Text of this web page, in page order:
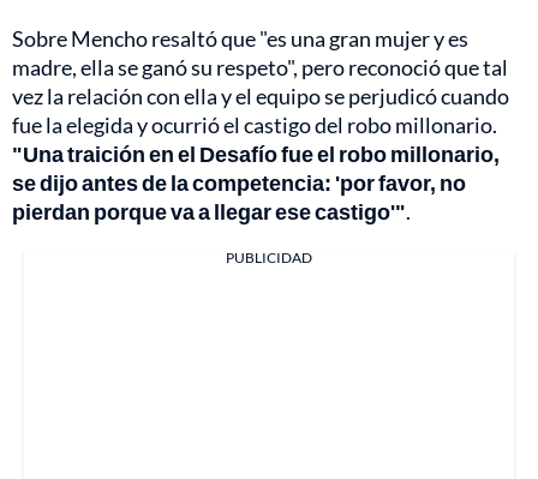
Sobre Mencho resaltó que "es una gran mujer y es
madre, ella se ganó su respeto", pero reconoció que tal
vez la relación con ella y el equipo se perjudicó cuando
fue la elegida y ocurrió el castigo del robo millonario.
"Una traición en el Desafío fue el robo millonario,
se dijo antes de la competencia: 'por favor, no
pierdan porque va a llegar ese castigo'".
PUBLICIDAD